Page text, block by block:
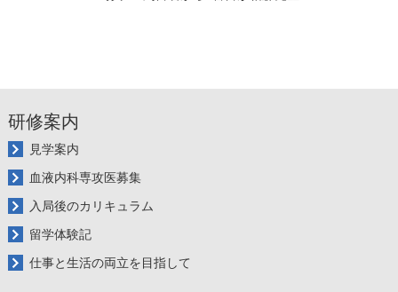
研修案内
見学案内
血液内科専攻医募集
入局後のカリキュラム
留学体験記
仕事と生活の両立を目指して